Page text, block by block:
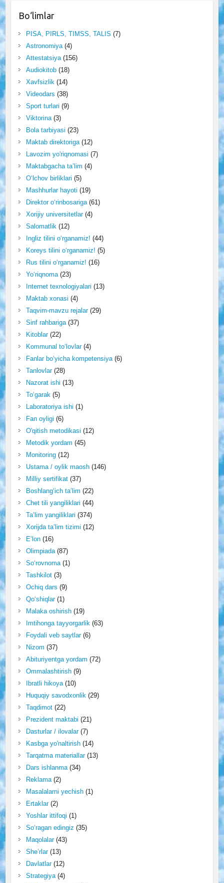
Bo‘limlar
PISA, PIRLS, TIMSS, TALIS (7)
Astronomiya(4)
Attestatsiya(156)
Audiokitob(18)
Xavfsizlik (14)
Videodars (38)
Sport turlari (9)
Viktorina(3)
Bola tarbiyasi (23)
Maktab direktoriga(12)
Lavozim yo'riqnomasi (7)
Maktabgacha ta’lim (4)
O‘lchov birliklari (5)
Mashhurlar hayoti (19)
Direktor o‘rinbosariga(61)
Xorijiy universitetlar(4)
Salomatlik (12)
Ingliz tilini o‘rganamiz! (44)
Koreys tilini o‘rganamiz! (5)
Rus tilini o‘rganamiz! (16)
Yo‘riqnoma(23)
Internet texnologiyalari (13)
Maktab xonasi (4)
Taqvim-mavzu rejalar(29)
Sinf rahbariga(37)
Kitoblar(22)
Kommunal to‘lovlar(4)
Fanlar bo‘yicha kompetensiya(6)
Tanlovlar(28)
Nazorat ishi (13)
To‘garak (5)
Laboratoriya ishi (1)
Fan oyligi (6)
O'qitish metodikasi (12)
Metodik yordam (45)
Monitoring(12)
Ustama / oylik maosh(146)
Milliy sertifikat(37)
Boshlang‘ich ta’lim (22)
Chet tili yangiliklari (44)
Ta’lim yangiliklari (374)
Xorijda ta’lim tizimi (12)
E’lon(16)
Olimpiada(87)
So‘rovnoma(1)
Tashkilot(3)
Ochiq dars (9)
Qo‘shiqlar(1)
Malaka oshirish(19)
Imtihonga tayyorgarlik (63)
Foydali veb saytlar(6)
Nizom (37)
Abituriyentga yordam (72)
Ommalashtirish(9)
Ibratli hikoya(10)
Huquqiy savodxonlik (29)
Taqdimot(22)
Prezident maktabi (21)
Dasturlar / ilovalar(7)
Kasbga yo'naltirish(14)
Tarqatma materiallar(13)
Dars ishlanma(34)
Reklama(2)
Masalalarni yechish(1)
Ertaklar(2)
Yoshlar ittifoqi (1)
So‘ragan edingiz (35)
Maqolalar(43)
She’rlar(13)
Davlatlar(12)
Strategiya(4)